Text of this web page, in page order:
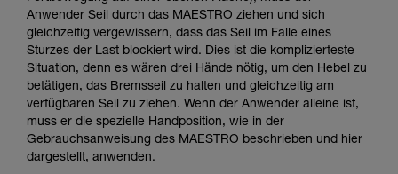
Anwender Seil durch das MAESTRO ziehen und sich
gleichzeitig vergewissern, dass das Seil im Falle eines
Sturzes der Last blockiert wird. Dies ist die komplizierteste
Situation, denn es wären drei Hände nötig, um den Hebel zu
betätigen, das Bremsseil zu halten und gleichzeitig am
verfügbaren Seil zu ziehen. Wenn der Anwender alleine ist,
muss er die spezielle Handposition, wie in der
Gebrauchsanweisung des MAESTRO beschrieben und hier
dargestellt, anwenden.